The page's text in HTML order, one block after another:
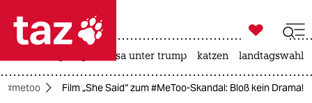
 taz zahl ich
taz zahl ich

taz zahl ich
usa unter trump katzen landtagswahl
#metoo Film „She Said“ zum #MeToo-Skandal: Bloß kein Drama!